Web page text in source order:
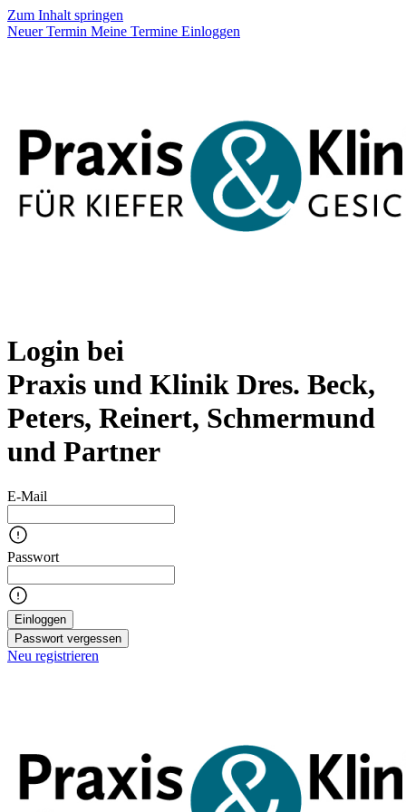
Zum Inhalt springen
Neuer Termin Meine Termine Einloggen
Login bei
Praxis und Klinik Dres. Beck,
Peters, Reinert, Schmermund
und Partner
E-Mail
Passwort
Einloggen
Passwort vergessen
Neu registrieren